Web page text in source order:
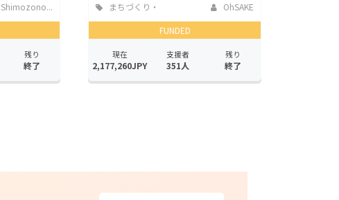
Shimozono...
残り
終了
まちづくり・
地域活性化
OhSAKE
FUNDED
現在
2,177,260JPY
支援者
351人
残り
終了